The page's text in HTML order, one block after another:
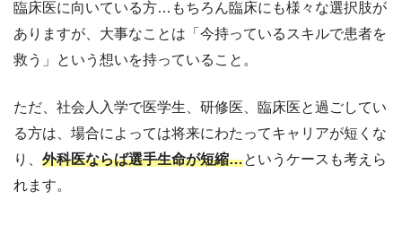
臨床医に向いている方…もちろん臨床にも様々な選択肢が
ありますが、大事なことは「今持っているスキルで患者を
救う」という想いを持っていること。
ただ、社会人入学で医学生、研修医、臨床医と過ごしてい
る方は、場合によっては将来にわたってキャリアが短くな
り、 外科医ならば選手生命が短縮…というケースも考えら
れます。